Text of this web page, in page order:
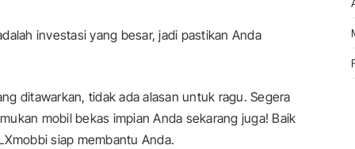
investasi yang besar, jadi pastikan Anda
ditawarkan, tidak ada alasan untuk ragu. Segera
mobil bekas impian Anda sekarang juga! Baik
siap membantu Anda.